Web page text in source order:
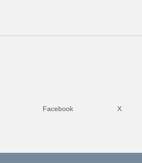
Facebook
X